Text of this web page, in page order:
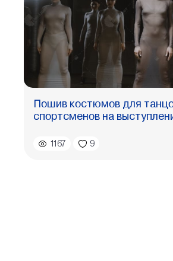
Пошив костюмов для
спортсменов на
1167 9